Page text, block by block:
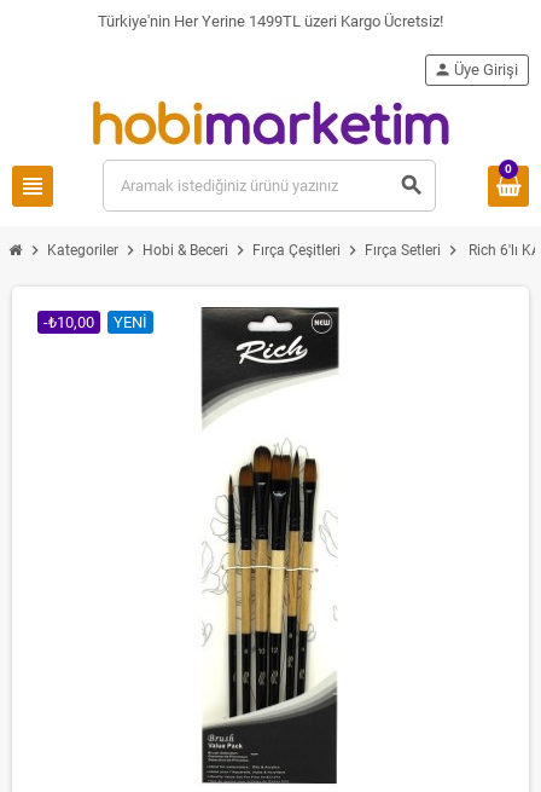
Türkiye'nin Her Yerine 1499TL üzeri Kargo Ücretsiz!
view_headline search
person Üye Girişi
0
chevron_right Kategoriler chevron_right Hobi & Beceri chevron_right Fırça Çeşitleri chevron_right Fırça Setleri chevron_right Rich 6'lı
-₺10,00 YENI